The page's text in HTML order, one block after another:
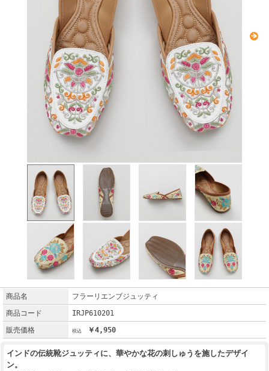
商品名
フラーリエンブジュッティ
商品コード
IRJP610201
販売価格
￥4,950
インドの伝統靴ジュッティに、華やかな花の刺しゅうを施したデザイ
ン。